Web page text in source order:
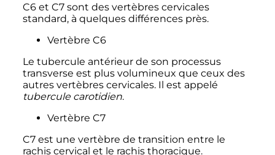
C6 et C7 sont des vertèbres cervicales
standard, à quelques différences près.
Vertèbre C6
Le tubercule antérieur de son processus
transverse est plus volumineux que ceux des
autres vertèbres cervicales. Il est appelé
tubercule carotidien.
Vertèbre C7
C7 est une vertèbre de transition entre le
rachis cervical et le rachis thoracique.